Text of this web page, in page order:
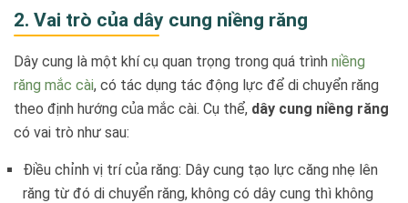
2. Vai trò của dây cung niềng răng
Dây cung là một khí cụ quan trọng trong quá trình niềng
răng mắc cài, có tác dụng tác động lực để di chuyển răng
theo định hướng của mắc cài. Cụ thể, dây cung niềng răng
có vai trò như sau:
Điều chỉnh vị trí của răng: Dây cung tạo lực căng nhẹ lên
răng từ đó di chuyển răng, không có dây cung thì không